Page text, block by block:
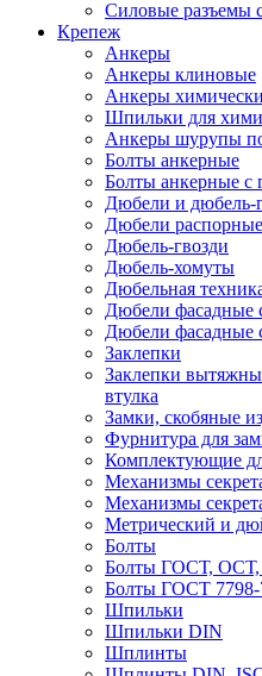
Силовые разъемы
Крепеж
Анкеры
Анкеры клиновые
Анкеры
Шпильки для
Анкеры шурупы
Болты анкерные
Болты анкерные с
Дюбели и дюбель-
Дюбели распорные
Дюбель-гвозди
Дюбель-хомуты
Дюбельная
Дюбели фасадные
Дюбели фасадные
Заклепки
Заклепки
втулка
Замки, скобяные
Фурнитура для
Комплектующие
Механизмы
Механизмы
Метрический и
Болты
Болты ГОСТ,
Болты ГОСТ 7798-
Шпильки
Шпильки DIN
Шплинты